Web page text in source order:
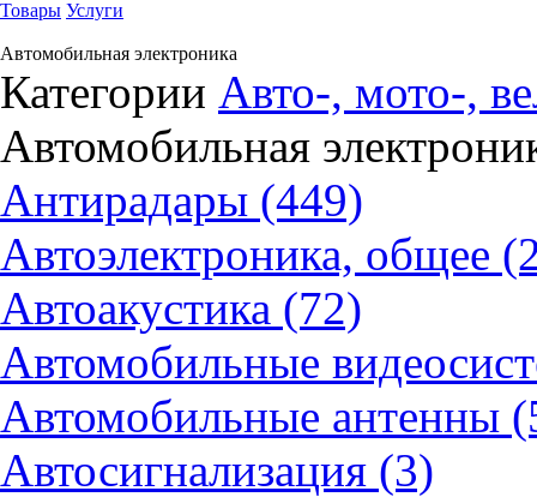
Товары Услуги
Автомобильная электроника
Категории Авто-, мото-,
Автомобильная
Антирадары (449)
Автоэлектроника, общее
Автоакустика (72)
Автомобильные
Автомобильные антенны
Автосигнализация (3)